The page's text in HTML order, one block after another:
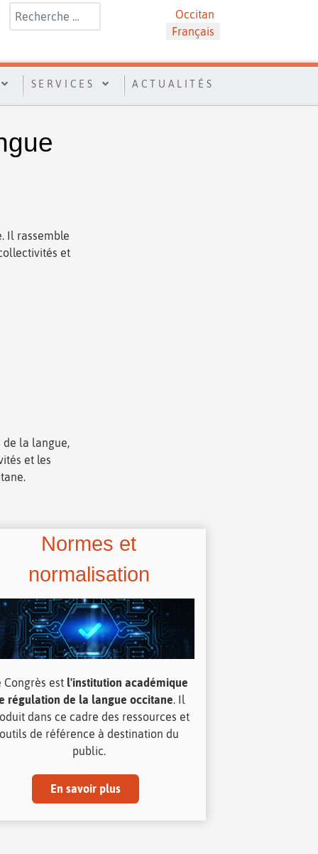
Rechercher Sélectionnez votre langue
Occitan
Français
SERVICES ACTUALITÉS
Il rassemble
et
de la langue,
et les
Normes et
normalisation
Congrès est l'institution académique
régulation de la langue occitane. Il
dans ce cadre des ressources et
outils de référence à destination du
public.
En savoir plus